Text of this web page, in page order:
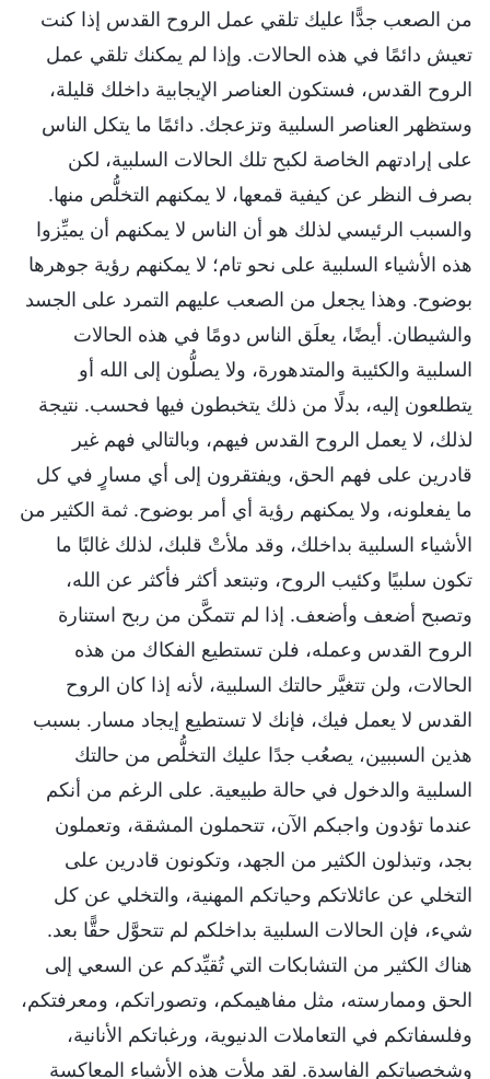
من الصعب جدًّا عليك تلقي عمل الروح القدس إذا كنت
تعيش دائمًا في هذه الحالات. وإذا لم يمكنك تلقي عمل
الروح القدس، فستكون العناصر الإيجابية داخلك قليلة،
وستظهر العناصر السلبية وتزعجك. دائمًا ما يتكل الناس
على إرادتهم الخاصة لكبح تلك الحالات السلبية، لكن
بصرف النظر عن كيفية قمعها، لا يمكنهم التخلُّص منها.
والسبب الرئيسي لذلك هو أن الناس لا يمكنهم أن يميِّزوا
هذه الأشياء السلبية على نحو تام؛ لا يمكنهم رؤية جوهرها
بوضوح. وهذا يجعل من الصعب عليهم التمرد على الجسد
والشيطان. أيضًا، يعلَق الناس دومًا في هذه الحالات
السلبية والكئيبة والمتدهورة، ولا يصلُّون إلى الله أو
يتطلعون إليه، بدلًا من ذلك يتخبطون فيها فحسب. نتيجة
لذلك، لا يعمل الروح القدس فيهم، وبالتالي فهم غير
قادرين على فهم الحق، ويفتقرون إلى أي مسارٍ في كل
ما يفعلونه، ولا يمكنهم رؤية أي أمر بوضوح. ثمة الكثير من
الأشياء السلبية بداخلك، وقد ملأتْ قلبك، لذلك غالبًا ما
تكون سلبيًا وكئيب الروح، وتبتعد أكثر فأكثر عن الله،
وتصبح أضعف وأضعف. إذا لم تتمكَّن من ربح استنارة
الروح القدس وعمله، فلن تستطيع الفكاك من هذه
الحالات، ولن تتغيَّر حالتك السلبية، لأنه إذا كان الروح
القدس لا يعمل فيك، فإنك لا تستطيع إيجاد مسار. بسبب
هذين السببين، يصعُب جدًا عليك التخلُّص من حالتك
السلبية والدخول في حالة طبيعية. على الرغم من أنكم
عندما تؤدون واجبكم الآن، تتحملون المشقة، وتعملون
بجد، وتبذلون الكثير من الجهد، وتكونون قادرين على
التخلي عن عائلاتكم وحياتكم المهنية، والتخلي عن كل
شيء، فإن الحالات السلبية بداخلكم لم تتحوَّل حقًّا بعد.
هناك الكثير من التشابكات التي تُقيِّدكم عن السعي إلى
الحق وممارسته، مثل مفاهيمكم، وتصوراتكم، ومعرفتكم،
وفلسفاتكم في التعاملات الدنيوية، ورغباتكم الأنانية،
وشخصياتكم الفاسدة. لقد ملأت هذه الأشياء المعاكسة